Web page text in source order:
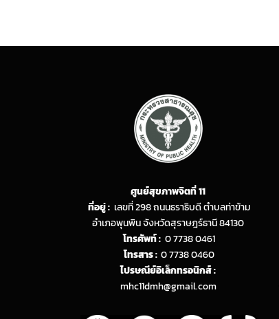
ศูนย์สุขภาพจิตที่ 11
ที่อยู่ : เลขที่ 298 ถนนธราธิบดี ตำบลท่าข้าม
อำเภอพุนพิน จังหวัดสุราษฎร์ธานี 84130
โทรศัพท์ : 0 7738 0461
โทรสาร : 0 7738 0460
ไปรษณีย์อิเล็กทรอนิกส์ :
mhc11dmh@gmail.com